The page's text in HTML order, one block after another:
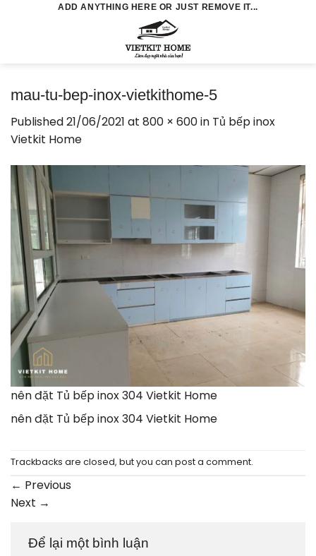
ADD ANYTHING HERE OR JUST REMOVE IT...
mau-tu-bep-inox-vietkithome-5
Published21/06/2021 at 800 × 600in Tủ bếp inox
Vietkit Home
nên đặt Tủ bếp inox 304 Vietkit Home
nên đặt Tủ bếp inox 304 Vietkit Home
Trackbacks are closed, but you can post a comment.
← Previous
Next →
Để lại một bình luận